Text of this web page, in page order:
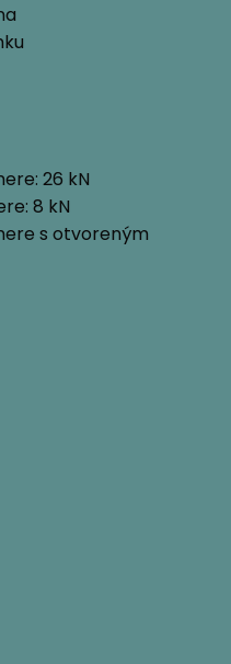
26 kN
8 kN
s otvoreným